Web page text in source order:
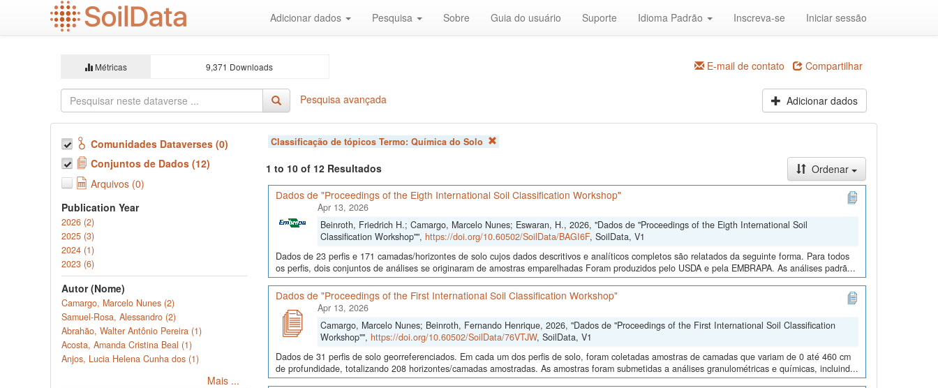
Adicionar dados Pesquisa Sobre Guia do usuário Suporte Idioma Padrão Inscreva-se Iniciar sessão
Métricas 9,371 Downloads E-mail de contato Compartilhar
Pesquisa avançada Adicionar dados
Comunidades Dataverses (0)
Conjuntos de Dados (12)
Arquivos (0)
Publication Year
2026 (2)
2025 (3)
2024 (1)
2023 (6)
Autor (Nome)
Camargo, Marcelo Nunes (2)
Samuel-Rosa, Alessandro (2)
Abrahão, Walter Antônio Pereira (1)
Acosta, Amanda Cristina Beal (1)
Anjos, Lucia Helena Cunha dos (1)
Mais ...
Classificação de tópicos Termo: Química do Solo
1 to 10 of 12 Resultados
Ordenar
Dados de "Proceedings of the Eigth International Soil Classification Workshop"
Apr 13, 2026
Beinroth, Friedrich H.; Camargo, Marcelo Nunes; Eswaran, H., 2026, "Dados de "Proceedings of the Eigth International Soil
Classification Workshop"", https://doi.org/10.60502/SoilData/BAGI6F, SoilData, V1
Dados de 23 perfis e 171 camadas/horizontes de solo cujos dados descritivos e analíticos completos são relatados da seguinte forma. Para todos
os perfis, dois conjuntos de análises se originaram de amostras emparelhadas Foram produzidos pelo USDA e pela EMBRAPA. As análises padrã...
Dados de "Proceedings of the First International Soil Classification Workshop"
Apr 13, 2026
Camargo, Marcelo Nunes; Beinroth, Fernando Henrique, 2026, "Dados de "Proceedings of the First International Soil Classification
Workshop"", https://doi.org/10.60502/SoilData/76VTJW, SoilData, V1
Dados de 31 perfis de solo georreferenciados. Em cada um dos perfis de solo, foram coletadas amostras de camadas que variam de 0 até 460 cm
de profundidade, totalizando 208 horizontes/camadas amostradas. As amostras foram submetidas a análises granulométricas e químicas, incluind...